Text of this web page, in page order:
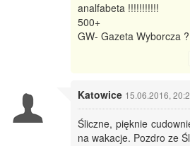
analfabeta !!!!!!!!!!!
500+
GW- Gazeta Wyborcza ?
Katowice 15.06.2016,
Śliczne, pięknie
na wakacje. Pozdro ze